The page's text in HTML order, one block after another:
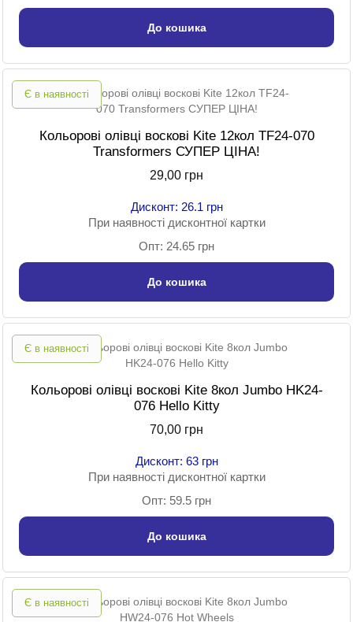
До кошика
Є в наявності
Кольорові олівці воскові Kite 12кол TF24-070
Transformers СУПЕР ЦІНА!
29,00 грн
Дисконт: 26.1 грн
При наявності дисконтної картки
Опт: 24.65 грн
До кошика
Є в наявності
Кольорові олівці воскові Kite 8кол Jumbo HK24-
076 Hello Kitty
70,00 грн
Дисконт: 63 грн
При наявності дисконтної картки
Опт: 59.5 грн
До кошика
Є в наявності